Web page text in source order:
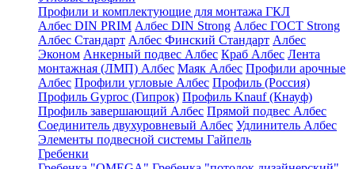
Профили и комплектующие для монтажа ГКЛ
Албес DIN PRIM Албес DIN Strong Албес ГОСТ Strong
Албес Стандарт Албес Финский Стандарт Албес
Эконом Анкерный подвес Албес Краб Албес Лента
монтажная (ЛМП) Албес Маяк Албес Профили арочные
Албес Профили угловые Албес Профиль (Россия)
Профиль Gyproc (Гипрок) Профиль Knauf (Кнауф)
Профиль завершающий Албес Прямой подвес Албес
Соединитель двухуровневый Албес Удлинитель Албес
Элементы подвесной системы Гайпель
Гребенки